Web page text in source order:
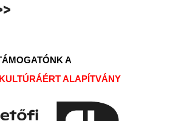
A
ALAPÍTVÁNY